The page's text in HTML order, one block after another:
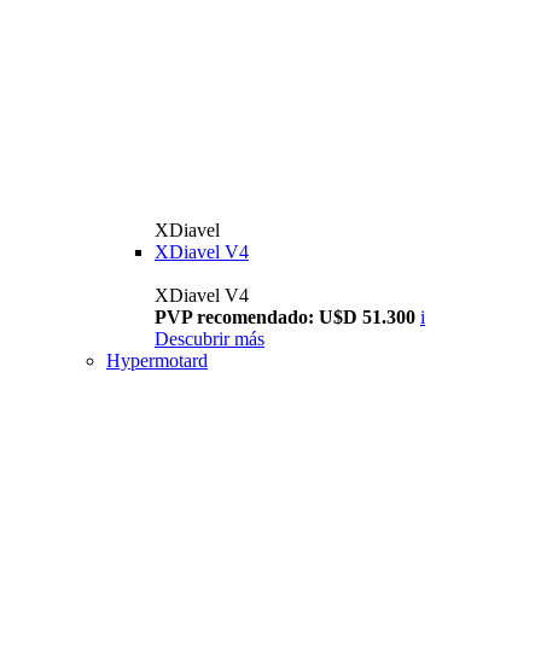
XDiavel
XDiavel V4
XDiavel V4
PVP recomendado: U$D 51.300 i
Descubrir más
Hypermotard